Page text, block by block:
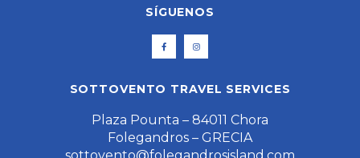
SÍGUENOS
SOTTOVENTO TRAVEL SERVICES
Plaza Pounta – 84011 Chora
Folegandros – GRECIA